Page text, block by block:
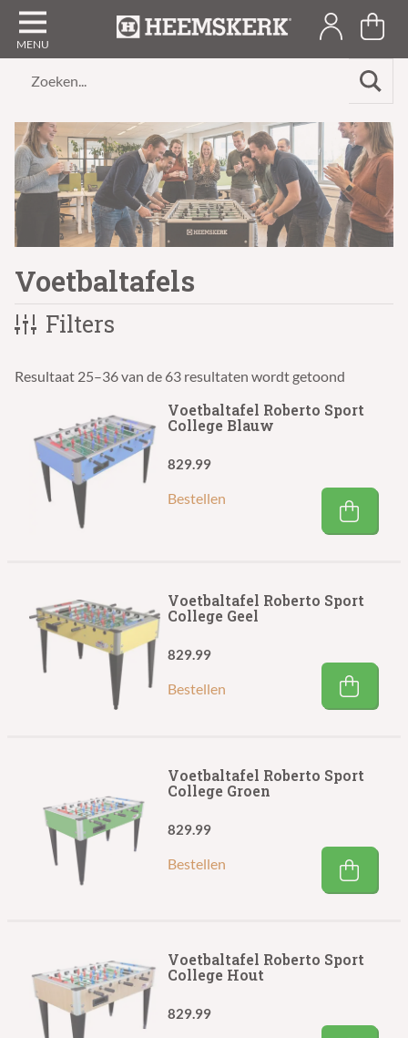
Zoeken...
Voetbaltafels
Filters
Resultaat 25–36 van de 63 resultaten wordt getoond
Voetbaltafel Roberto Sport
College Blauw
Bestellen
829.99
Voetbaltafel Roberto Sport
College Geel
Bestellen
829.99
Voetbaltafel Roberto Sport
College Groen
Bestellen
829.99
Voetbaltafel Roberto Sport
College Hout
829.99